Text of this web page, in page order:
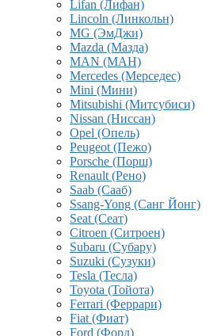
Lifan (Лифан)
Lincoln (Линкольн)
MG (ЭмДжи)
Mazda (Мазда)
MAN (МАН)
Mercedes (Мерседес)
Mini (Мини)
Mitsubishi (Митсубиси)
Nissan (Ниссан)
Opel (Опель)
Peugeot (Пежо)
Porsche (Порш)
Renault (Рено)
Saab (Сааб)
Ssang-Yong (Санг Йонг)
Seat (Сеат)
Citroen (Ситроен)
Subaru (Субару)
Suzuki (Сузуки)
Tesla (Тесла)
Toyota (Тойота)
Ferrari (Феррари)
Fiat (Фиат)
Ford (Форд)